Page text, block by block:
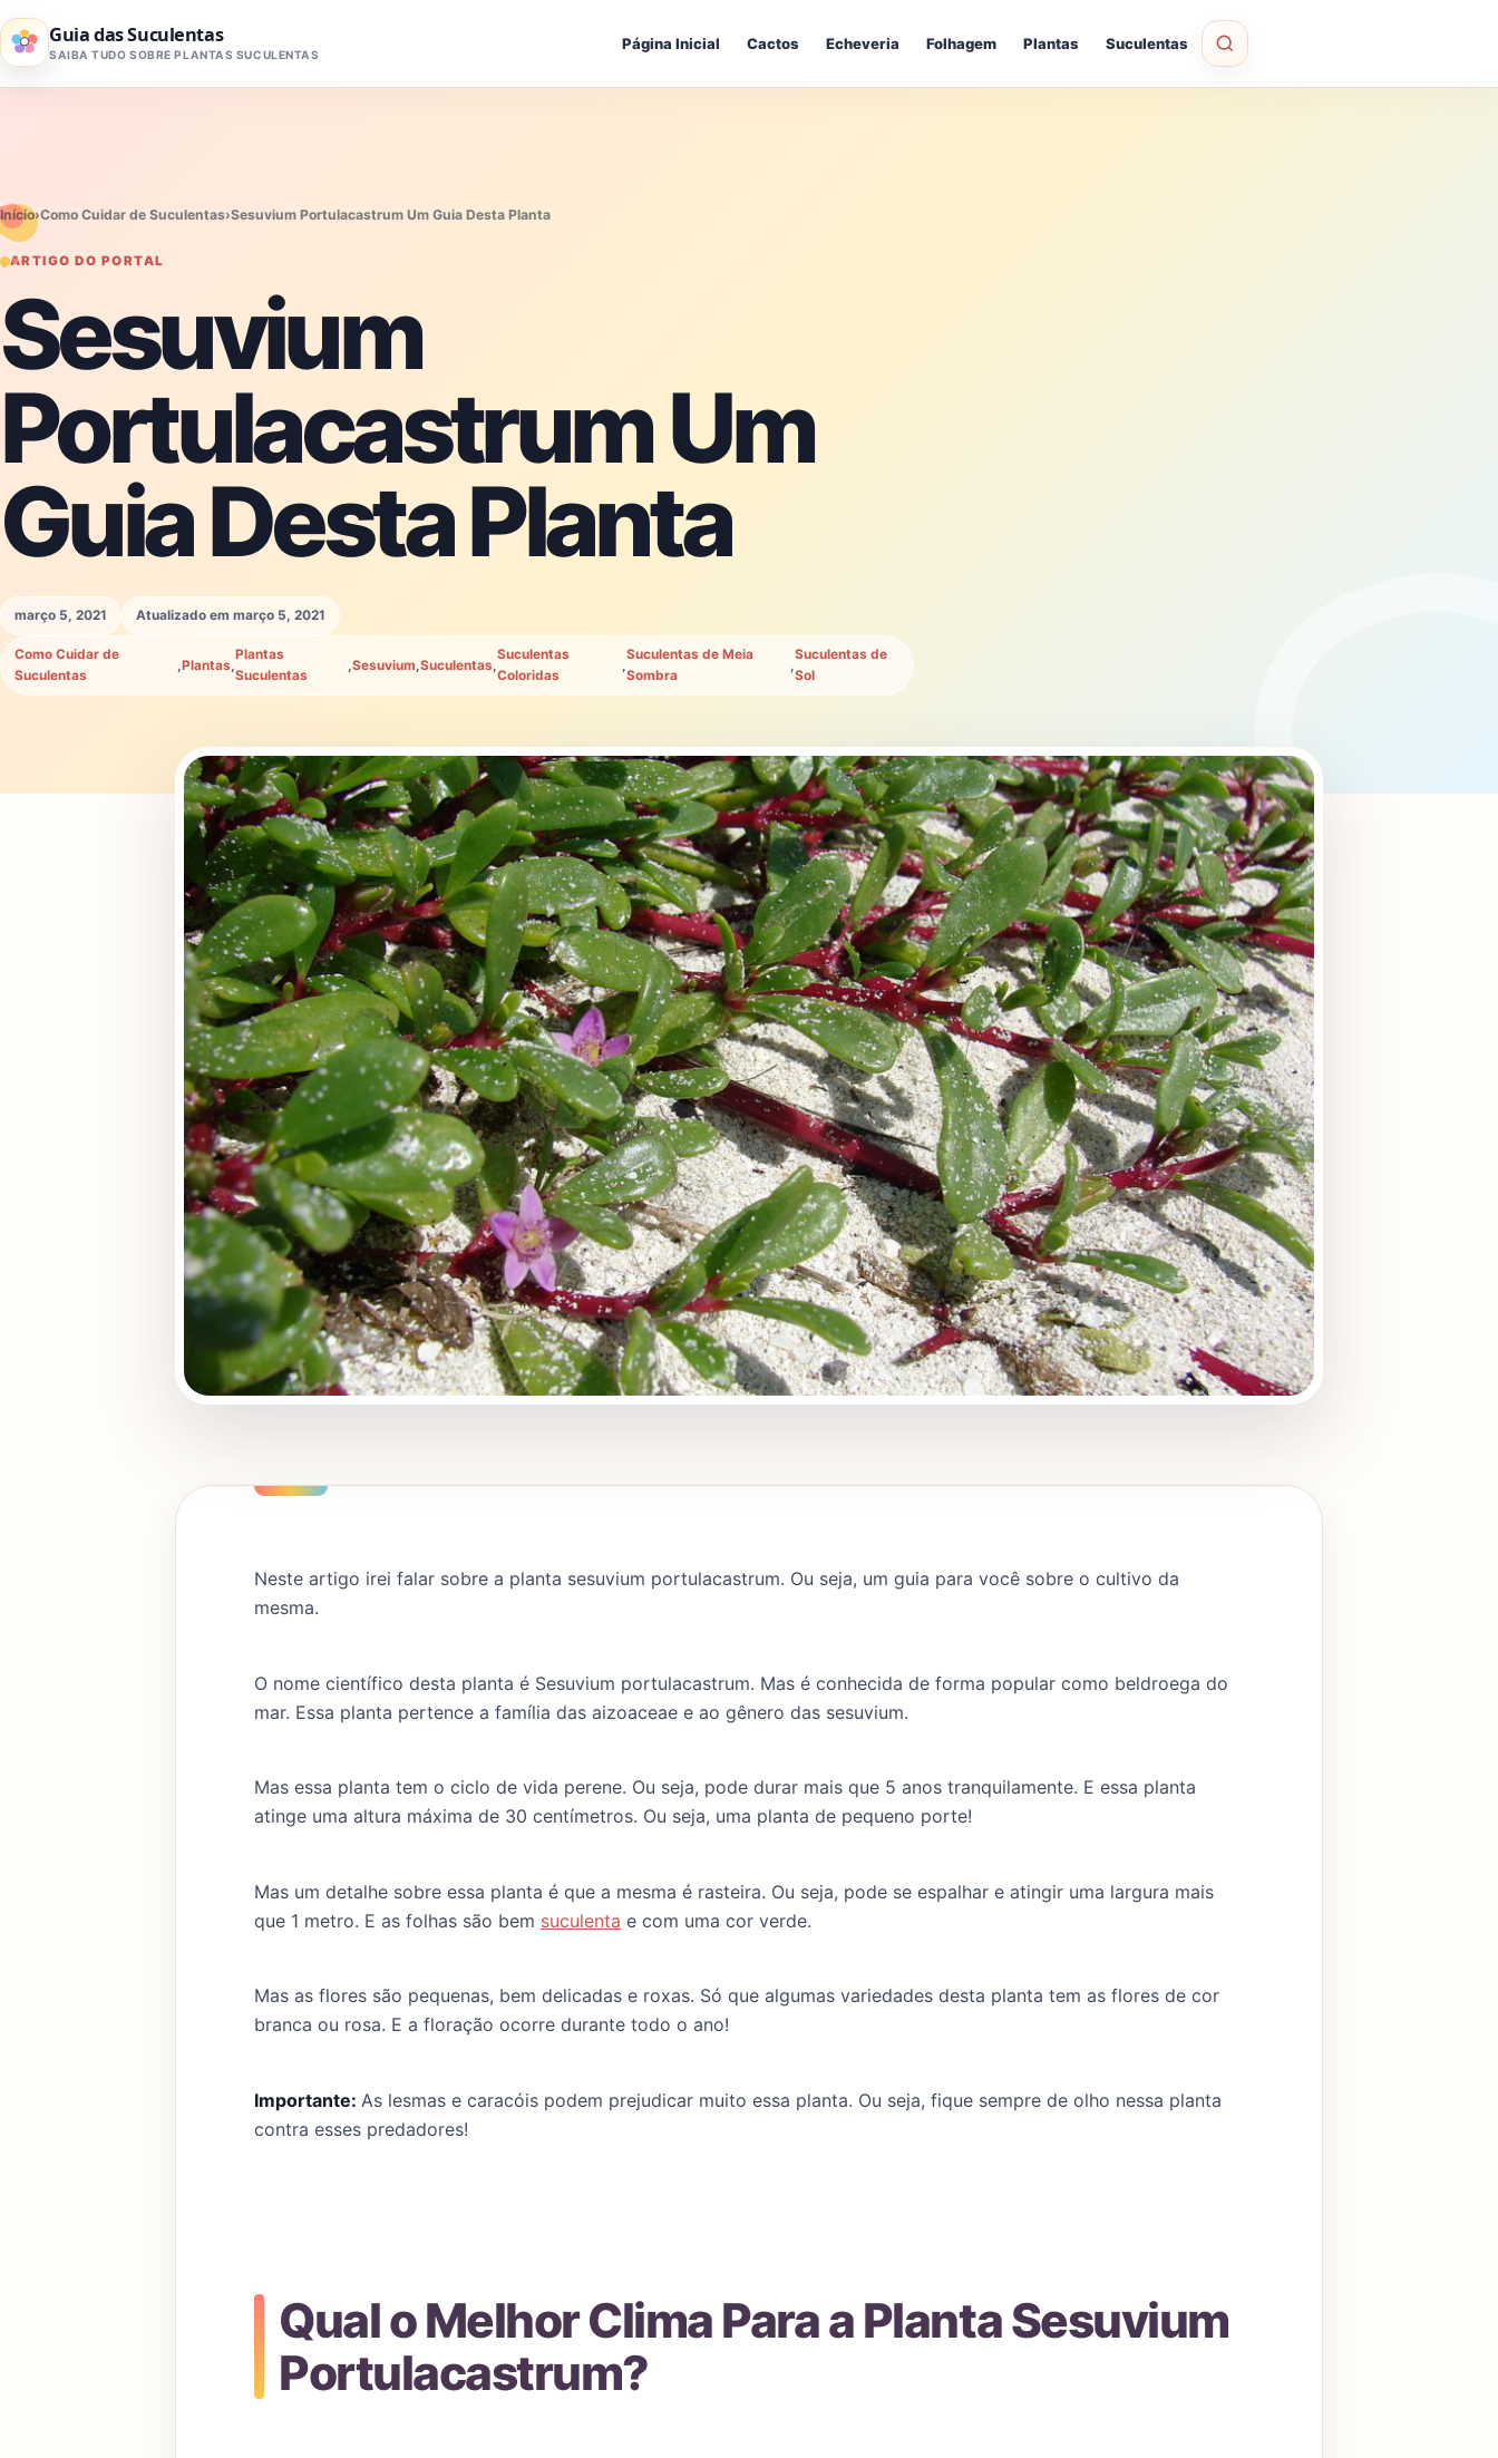
Pular para o conteúdo
Guia das Suculentas
SAIBA TUDO SOBRE PLANTAS SUCULENTAS
Página Inicial Cactos Echeveria Folhagem Plantas Suculentas
Início›Como Cuidar de Suculentas›Sesuvium Portulacastrum Um Guia Desta Planta
ARTIGO DO PORTAL
Sesuvium
Portulacastrum Um
Guia Desta Planta
março 5, 2021 Atualizado em março 5, 2021
Como Cuidar de
Suculentas
,Plantas,
Plantas
Suculentas
,Sesuvium,Suculentas,
Suculentas
Coloridas
,
Suculentas de Meia
Sombra
,
Suculentas de
Sol
Neste artigo irei falar sobre a planta sesuvium portulacastrum. Ou seja, um guia para você sobre o cultivo da
mesma.
O nome científico desta planta é Sesuvium portulacastrum. Mas é conhecida de forma popular como beldroega do
mar. Essa planta pertence a família das aizoaceae e ao gênero das sesuvium.
Mas essa planta tem o ciclo de vida perene. Ou seja, pode durar mais que 5 anos tranquilamente. E essa planta
atinge uma altura máxima de 30 centímetros. Ou seja, uma planta de pequeno porte!
Mas um detalhe sobre essa planta é que a mesma é rasteira. Ou seja, pode se espalhar e atingir uma largura mais
que 1 metro. E as folhas são bem suculenta e com uma cor verde.
Mas as flores são pequenas, bem delicadas e roxas. Só que algumas variedades desta planta tem as flores de cor
branca ou rosa. E a floração ocorre durante todo o ano!
Importante: As lesmas e caracóis podem prejudicar muito essa planta. Ou seja, fique sempre de olho nessa planta
contra esses predadores!
Qual o Melhor Clima Para a Planta Sesuvium
Portulacastrum?